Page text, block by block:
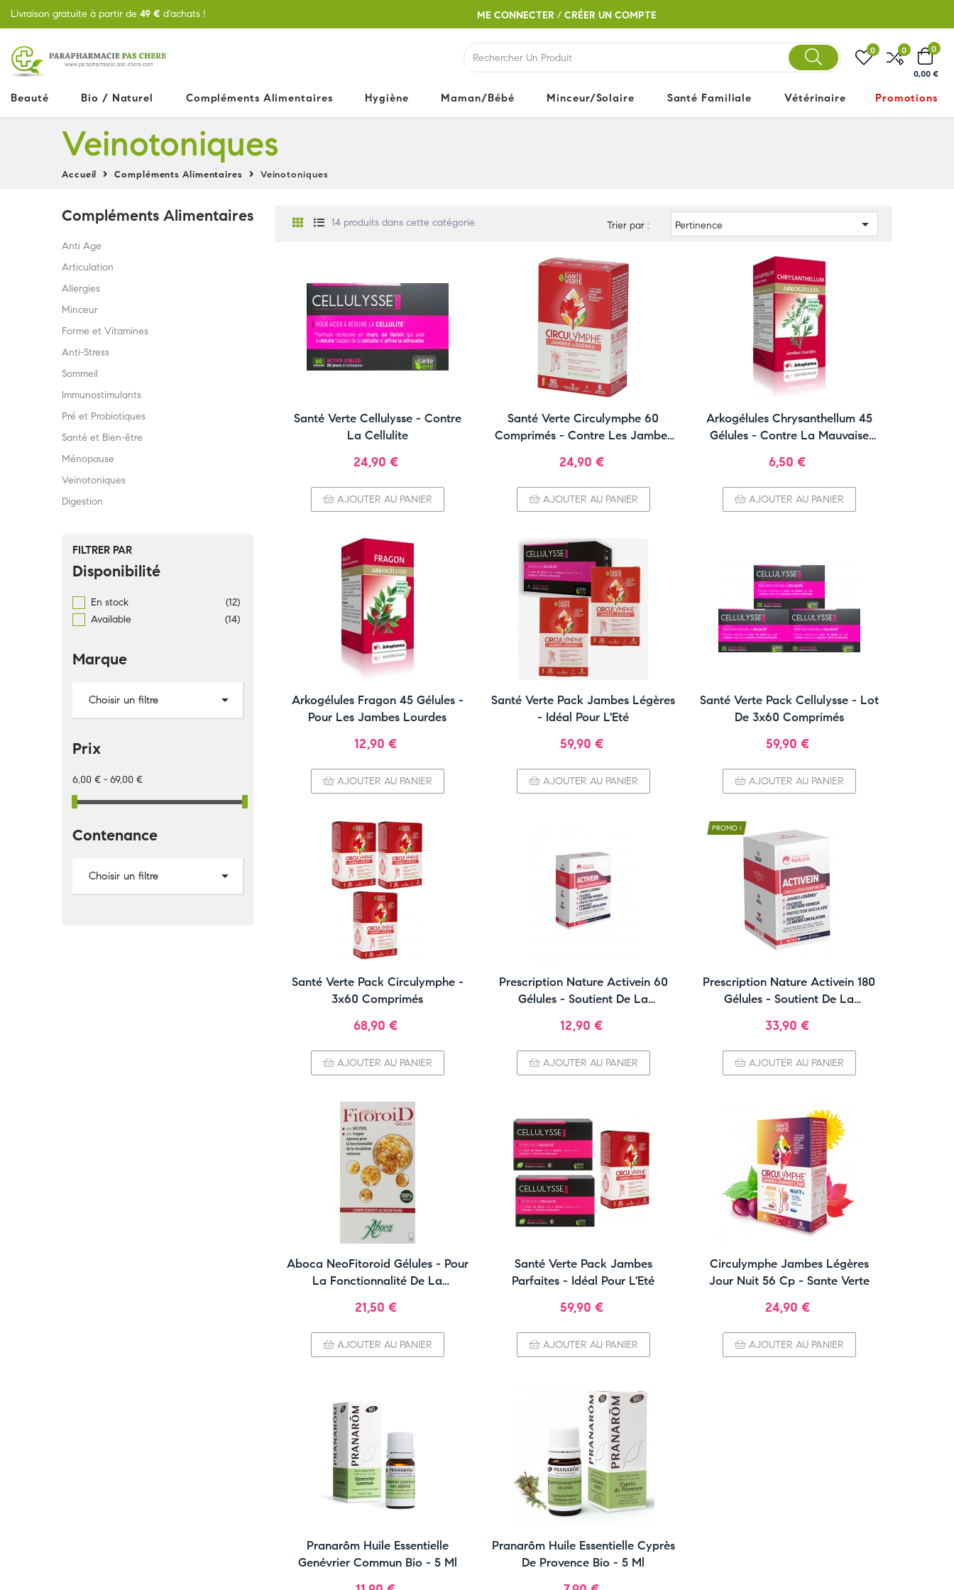
Livraison gratuite à partir de 49 € d'achats ! ME CONNECTER / CRÉER UN COMPTE
0 0 0
0,00 €
Beauté Bio / Naturel Compléments Alimentaires Hygiène Maman/Bébé Minceur/Solaire Santé Familiale Vétérinaire Promotions
Veinotoniques
Accueil Compléments Alimentaires Veinotoniques
Compléments Alimentaires
Anti Age
Articulation
Allergies
Minceur
Forme et Vitamines
Anti-Stress
Sommeil
Immunostimulants
Pré et Probiotiques
Santé et Bien-être
Ménopause
Veinotoniques
Digestion
FILTRER PAR
Disponibilité
En stock
(12)
Available
(14)
Marque
Choisir un filtre 
Prix
6,00 € - 69,00 €
Contenance
Choisir un filtre 
14 produits dans cette catégorie. Trier par : Pertinence 
Santé Verte Cellulysse - Contre
La Cellulite
Prix
24,90 €
AJOUTER AU PANIER
Santé Verte Circulymphe 60
Comprimés - Contre Les Jambes
Prix
24,90 €
AJOUTER AU PANIER
Arkogélules Chrysanthellum 45
Gélules - Contre La Mauvaise
Prix
6,50 €
AJOUTER AU PANIER
Arkogélules Fragon 45 Gélules -
Pour Les Jambes Lourdes
Prix
12,90 €
AJOUTER AU PANIER
Santé Verte Pack Jambes Légères
- Idéal Pour L'Eté
Prix
59,90 €
AJOUTER AU PANIER
Santé Verte Pack Cellulysse - Lot
De 3x60 Comprimés
Prix
59,90 €
AJOUTER AU PANIER
Santé Verte Pack Circulymphe -
3x60 Comprimés
Prix
68,90 €
AJOUTER AU PANIER
Prescription Nature Activein 60
Gélules - Soutient De La
Prix
12,90 €
AJOUTER AU PANIER
PROMO !
Prescription Nature Activein 180
Gélules - Soutient De La
Prix
33,90 €
AJOUTER AU PANIER
Aboca NeoFitoroid Gélules - Pour
La Fonctionnalité De La
Prix
21,50 €
AJOUTER AU PANIER
Santé Verte Pack Jambes
Parfaites - Idéal Pour L'Eté
Prix
59,90 €
AJOUTER AU PANIER
Circulymphe Jambes Légères
Jour Nuit 56 Cp - Sante Verte
Prix
24,90 €
AJOUTER AU PANIER
Pranarôm Huile Essentielle
Genévrier Commun Bio - 5 Ml
Pranarôm Huile Essentielle Cyprès
De Provence Bio - 5 Ml